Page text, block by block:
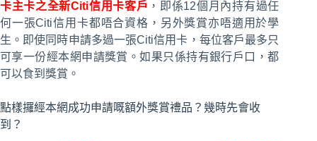
卡主卡之全新Citi信用卡客戶 ，即係12個月內持有過任
何一張Citi信用卡都唔合資格，另外獎賞亦唔適用於學
生。即使同時申請多過一張Citi信用卡，每位客戶最多只
可享一份經本網申請獎賞。如果只係持有銀行戶口，都
可以食到獎賞。
點樣攞經本網成功申請嘅額外獎賞禮品？幾時先會收
到？